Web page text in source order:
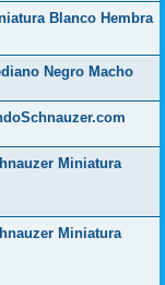
Blanco Hembra
Negro Macho
Miniatura
Miniatura